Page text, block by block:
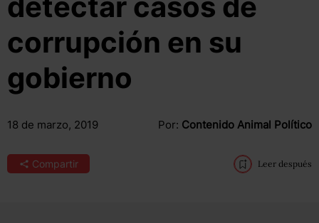
corrupción en su
gobierno
18 de marzo, 2019 Por: Contenido Animal Político
Compartir Leer después